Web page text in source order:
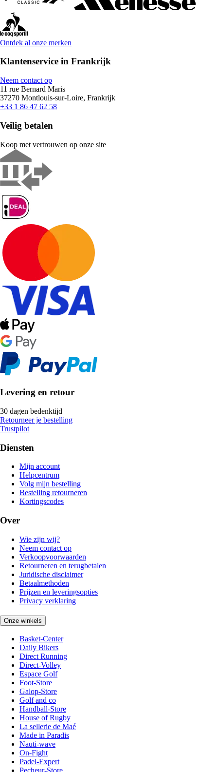
Ontdek al onze merken
Klantenservice in Frankrijk
Neem contact op
11 rue Bernard Maris
37270 Montlouis-sur-Loire, Frankrijk
+33 1 86 47 62 58
Veilig betalen
Koop met vertrouwen op onze site
Levering en retour
30 dagen bedenktijd
Retourneer je bestelling
Trustpilot
Diensten
Mijn account
Helpcentrum
Volg mijn bestelling
Bestelling retourneren
Kortingscodes
Over
Wie zijn wij?
Neem contact op
Verkoopvoorwaarden
Retourneren en terugbetalen
Juridische disclaimer
Betaalmethoden
Prijzen en leveringsopties
Privacy verklaring
Onze winkels
Basket-Center
Daily Bikers
Direct Running
Direct-Volley
Espace Golf
Foot-Store
Galop-Store
Golf and co
Handball-Store
House of Rugby
La sellerie de Maé
Made in Paradis
Nauti-wave
On-Fight
Padel-Expert